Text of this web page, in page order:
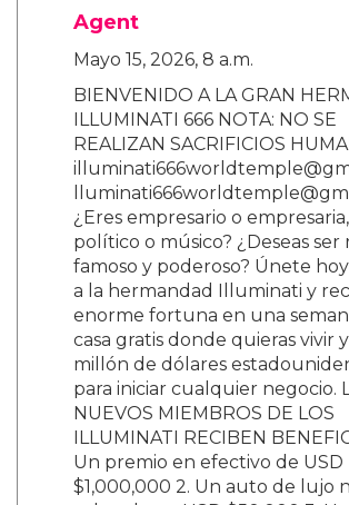
Agent
Mayo 15, 2026, 8 a.m.
BIENVENIDO A LA GRAN
ILLUMINATI 666 NOTA: NO SE
REALIZAN SACRIFICIOS
¿Eres empresario o
político o músico? ¿Deseas ser
famoso y poderoso? Únete
a la hermandad Illuminati y
enorme fortuna en una
casa gratis donde quieras vivir
millón de dólares
para iniciar cualquier negocio.
NUEVOS MIEMBROS DE LOS
ILLUMINATI RECIBEN
Un premio en efectivo de USD
$1,000,000 2. Un auto de lujo